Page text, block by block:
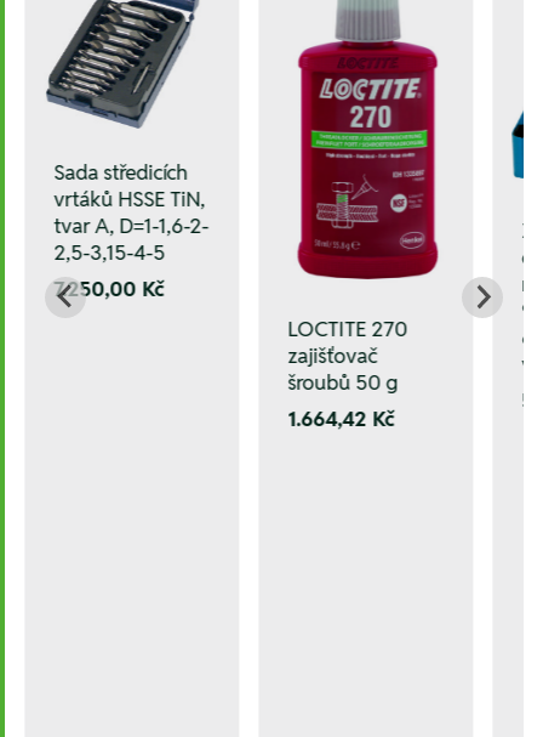
Sada středicích
vrtáků HSSE TiN,
tvar A, D=1-1,6-2-
2,5-3,15-4-5
7.250,00 Kč
LOCTITE 270
zajišťovač
šroubů 50 g
1.664,42 Kč
v